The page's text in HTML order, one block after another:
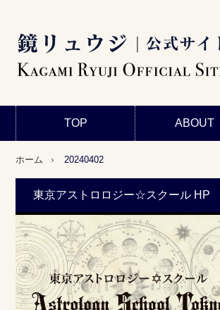
TOP ABOUT
ホーム 20240402
東京アストロロジー☆スクール HP